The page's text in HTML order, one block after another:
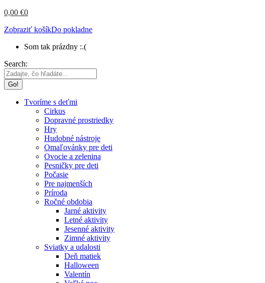
0,00 €0
Zobraziť košíkDo pokladne
Som tak prázdny :.(
Search:
Tvoríme s deťmi
Cirkus
Dopravné prostriedky
Hry
Hudobné nástroje
Omaľovánky pre deti
Ovocie a zelenina
Pesničky pre deti
Počasie
Pre najmenších
Príroda
Ročné obdobia
Jarné aktivity
Letné aktivity
Jesenné aktivity
Zimné aktivity
Sviatky a udalosti
Deň matiek
Halloween
Valentín